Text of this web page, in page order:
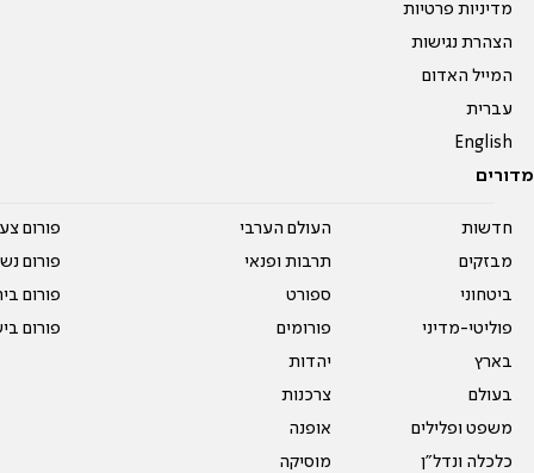
מדיניות פרטיות
הצהרת נגישות
המייל האדום
עברית
English
מדורים
חדשות
מבזקים
ביטחוני
פוליטי-מדיני
בארץ
בעולם
משפט ופלילים
כלכלה ונדל"ן
העולם הערבי
תרבות ופנאי
ספורט
פורומים
יהדות
צרכנות
אופנה
מוסיקה
פורום
פורום
פורום
פורום